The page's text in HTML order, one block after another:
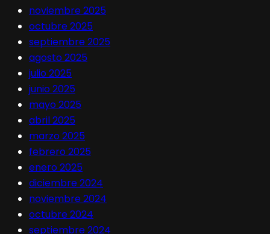
noviembre 2025
octubre 2025
septiembre 2025
agosto 2025
julio 2025
junio 2025
mayo 2025
abril 2025
marzo 2025
febrero 2025
enero 2025
diciembre 2024
noviembre 2024
octubre 2024
septiembre 2024